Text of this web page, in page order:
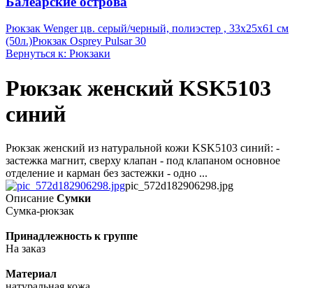
Рюкзак Wenger цв. серый/черный, полиэстер , 33х25х61 см
(50л.)Рюкзак Osprey Pulsar 30
Вернуться к: Рюкзаки
Рюкзак женский KSK5103
синий
Рюкзак женский из натуральной кожи KSK5103 синий: -
застежка магнит, сверху клапан - под клапаном основное
отделение и карман без застежки - одно ...
pic_572d182906298.jpg
Описание Сумки
Сумка-рюкзак
Принадлежность к группе
На заказ
Материал